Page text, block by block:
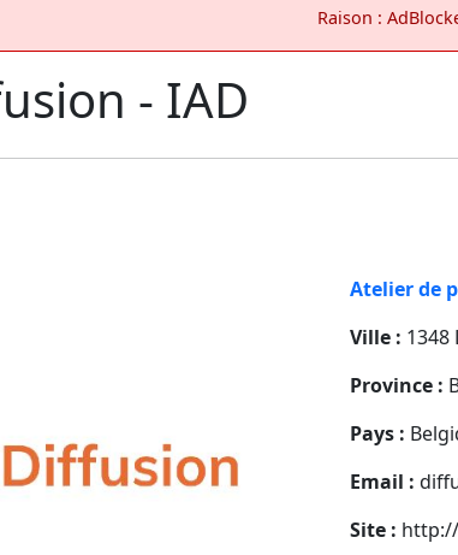
Raison :
- IAD
Atelier de
Ville : 1348
Province :
Pays :
Email :
Site :